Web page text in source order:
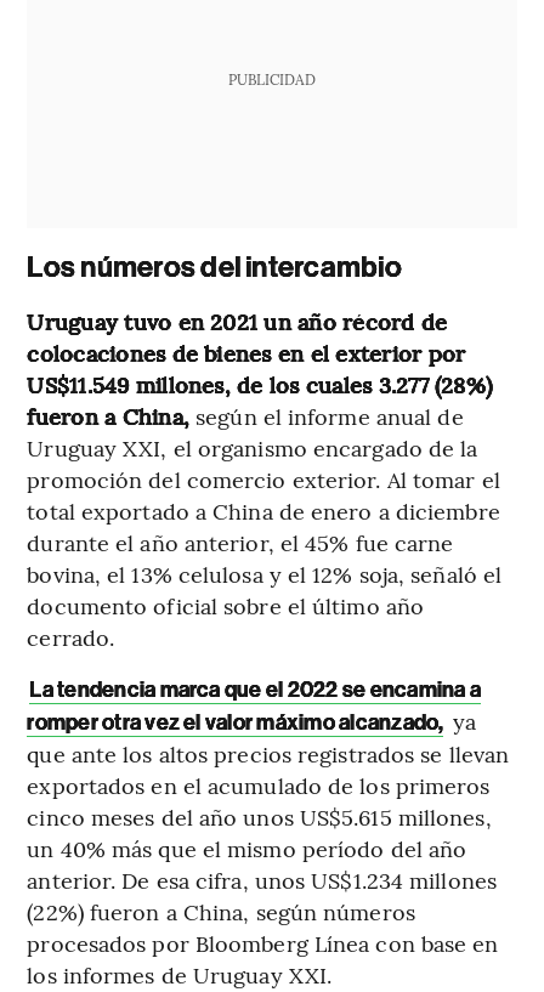
PUBLICIDAD
Los números del intercambio
Uruguay tuvo en 2021 un año récord de
colocaciones de bienes en el exterior por
US$11.549 millones, de los cuales 3.277 (28%)
fueron a China, según el informe anual de
Uruguay XXI, el organismo encargado de la
promoción del comercio exterior. Al tomar el
total exportado a China de enero a diciembre
durante el año anterior, el 45% fue carne
bovina, el 13% celulosa y el 12% soja, señaló el
documento oficial sobre el último año
cerrado.
La tendencia marca que el 2022 se encamina a
romper otra vez el valor máximo alcanzado, ya
que ante los altos precios registrados se llevan
exportados en el acumulado de los primeros
cinco meses del año unos US$5.615 millones,
un 40% más que el mismo período del año
anterior. De esa cifra, unos US$1.234 millones
(22%) fueron a China, según números
procesados por Bloomberg Línea con base en
los informes de Uruguay XXI.